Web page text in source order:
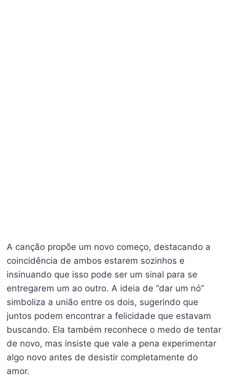
A canção propõe um novo começo, destacando a
coincidência de ambos estarem sozinhos e
insinuando que isso pode ser um sinal para se
entregarem um ao outro. A ideia de “dar um nó”
simboliza a união entre os dois, sugerindo que
juntos podem encontrar a felicidade que estavam
buscando. Ela também reconhece o medo de tentar
de novo, mas insiste que vale a pena experimentar
algo novo antes de desistir completamente do
amor.